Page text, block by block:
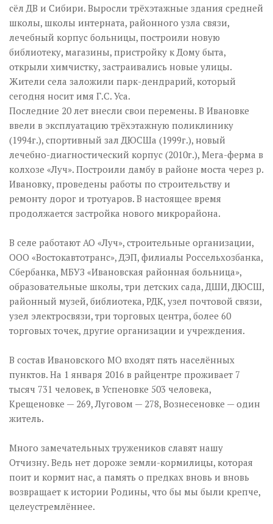
сёл ДВ и Сибири. Выросли трёхэтажные здания средней
школы, школы интерната, районного узла связи,
лечебный корпус больницы, построили новую
библиотеку, магазины, пристройку к Дому быта,
открыли химчистку, застраивались новые улицы.
Жители села заложили парк-дендрарий, который
сегодня носит имя Г.С. Уса.
Последние 20 лет внесли свои перемены. В Ивановке
ввели в эксплуатацию трёхэтажную поликлинику
(1994г.), спортивный зал ДЮСШа (1999г.), новый
лечебно-диагностический корпус (2010г.), Мега-ферма в
колхозе «Луч». Построили дамбу в районе моста через р.
Ивановку, проведены работы по строительству и
ремонту дорог и тротуаров. В настоящее время
продолжается застройка нового микрорайона.
В селе работают АО «Луч», строительные организации,
ООО «Востокавтотранс», ДЭП, филиалы Россельхозбанка,
Сбербанка, МБУЗ «Ивановская районная больница»,
образовательные школы, три детских сада, ДШИ, ДЮСШ,
районный музей, библиотека, РДК, узел почтовой связи,
узел электросвязи, три торговых центра, более 60
торговых точек, другие организации и учреждения.
В состав Ивановского МО входят пять населённых
пунктов. На 1 января 2016 в райцентре проживает 7
тысяч 731 человек, в Успеновке 503 человека,
Крещеновке — 269, Луговом — 278, Вознесеновке — один
житель.
Много замечательных тружеников славят нашу
Отчизну. Ведь нет дороже земли-кормилицы, которая
поит и кормит нас, а память о предках вновь и вновь
возвращает к истории Родины, что бы мы были крепче,
целеустремлённее.